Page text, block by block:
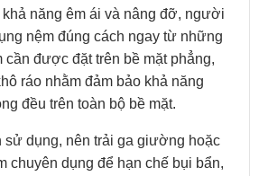
khả năng êm ái và nâng đỡ, người
nệm đúng cách ngay từ những
cần được đặt trên bề mặt phẳng,
ráo nhằm đảm bảo khả năng
đều trên toàn bộ bề mặt.
sử dụng, nên trải ga giường hoặc
chuyên dụng để hạn chế bụi bẩn,